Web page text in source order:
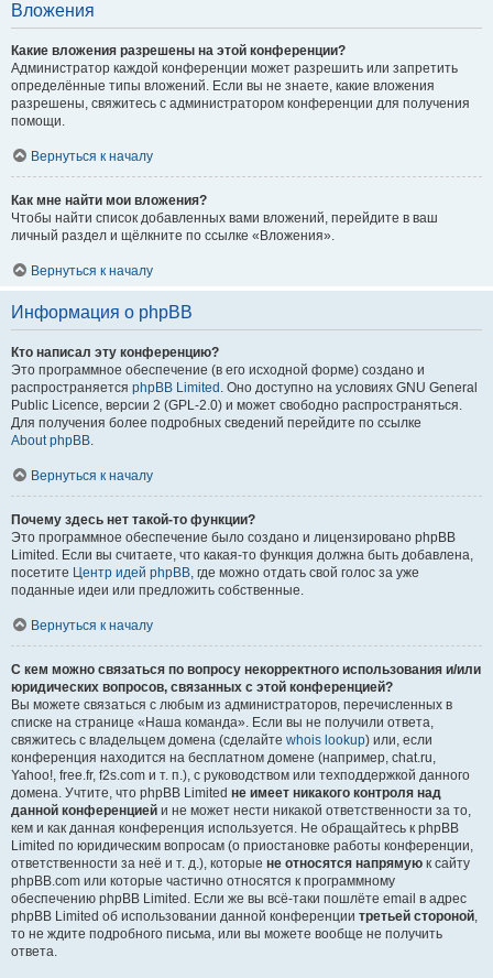
Вложения
Какие вложения разрешены на этой конференции?
Администратор каждой конференции может разрешить или запретить
определённые типы вложений. Если вы не знаете, какие вложения
разрешены, свяжитесь с администратором конференции для получения
помощи.
Вернуться к началу
Как мне найти мои вложения?
Чтобы найти список добавленных вами вложений, перейдите в ваш
личный раздел и щёлкните по ссылке «Вложения».
Вернуться к началу
Информация о phpBB
Кто написал эту конференцию?
Это программное обеспечение (в его исходной форме) создано и
распространяется phpBB Limited . Оно доступно на условиях GNU General
Public Licence, версии 2 (GPL-2.0) и может свободно распространяться.
Для получения более подробных сведений перейдите по ссылке
About phpBB.
Вернуться к началу
Почему здесь нет такой-то функции?
Это программное обеспечение было создано и лицензировано phpBB
Limited. Если вы считаете, что какая-то функция должна быть добавлена,
посетите Центр идей phpBB, где можно отдать свой голос за уже
поданные идеи или предложить собственные.
Вернуться к началу
С кем можно связаться по вопросу некорректного использования и/или
юридических вопросов, связанных с этой конференцией?
Вы можете связаться с любым из администраторов, перечисленных в
списке на странице «Наша команда». Если вы не получили ответа,
свяжитесь с владельцем домена (сделайте whois lookup) или, если
конференция находится на бесплатном домене (например, chat.ru,
Yahoo!, free.fr, f2s.com и т. п.), с руководством или техподдержкой данного
домена. Учтите, что phpBB Limited не имеет никакого контроля над
данной конференцией и не может нести никакой ответственности за то,
кем и как данная конференция используется. Не обращайтесь к phpBB
Limited по юридическим вопросам (о приостановке работы конференции,
ответственности за неё и т. д.), которые не относятся напрямую к сайту
phpBB.com или которые частично относятся к программному
обеспечению phpBB Limited. Если же вы всё-таки пошлёте email в адрес
phpBB Limited об использовании данной конференции третьей стороной,
то не ждите подробного письма, или вы можете вообще не получить
ответа.